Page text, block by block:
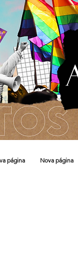
página Nova página